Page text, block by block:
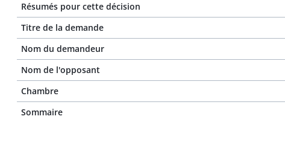
Résumés pour cette décision
Titre de la demande
Nom du demandeur
Nom de l'opposant
Chambre
Sommaire